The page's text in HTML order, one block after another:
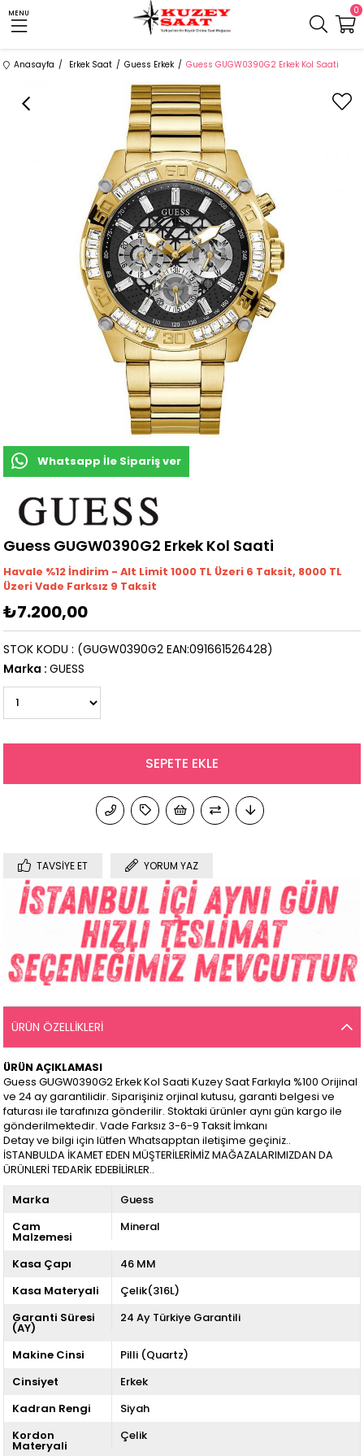
MENU 0
Anasayfa Erkek Saat Guess Erkek Guess GUGW0390G2 Erkek Kol Saati
Whatsapp İle Sipariş ver
Guess GUGW0390G2 Erkek Kol Saati
Havale %12 İndirim - Alt Limit 1000 TL Üzeri 6 Taksit, 8000 TL
Üzeri Vade Farksız 9 Taksit
₺7.200,00
(GUGW0390G2 EAN:091661526428)
STOK KODU
Marka : GUESS
TAVSIYE ET YORUM YAZ
ÜRÜN ÖZELLIKLERI
ÜRÜN AÇIKLAMASI
Guess GUGW0390G2 Erkek Kol Saati Kuzey Saat Farkıyla %100 Orijinal
ve 24 ay garantilidir. Siparişiniz orjinal kutusu, garanti belgesi ve
faturası ile tarafınıza gönderilir. Stoktaki ürünler aynı gün kargo ile
gönderilmektedir. Vade Farksız 3-6-9 Taksit İmkanı
Detay ve bilgi için lütfen Whatsapptan iletişime geçiniz..
İSTANBULDA İKAMET EDEN MÜŞTERİLERİMİZ MAĞAZALARIMIZDAN DA
ÜRÜNLERİ TEDARİK EDEBİLİRLER..
Marka
Guess
Cam
Malzemesi
Mineral
Kasa Çapı
46 MM
Kasa Materyali
Çelik(316L)
Garanti Süresi
(AY)
24 Ay Türkiye Garantili
Makine Cinsi
Pilli (Quartz)
Cinsiyet
Erkek
Kadran Rengi
Siyah
Kordon
Materyali
Çelik